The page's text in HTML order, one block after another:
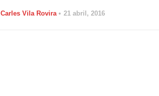
Carles Vila Rovira 21 abril, 2016